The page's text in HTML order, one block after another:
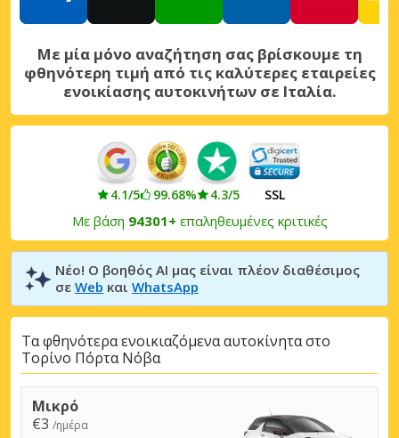
Με μία μόνο αναζήτηση σας βρίσκουμε τη
φθηνότερη τιμή από τις καλύτερες εταιρείες
ενοικίασης αυτοκινήτων σε Ιταλία.
4.1/5 99.68% 4.3/5 SSL
Με βάση 94301+ επαληθευμένες κριτικές
Νέο! Ο βοηθός AI μας είναι πλέον διαθέσιμος
σε Web και WhatsApp
Τα φθηνότερα ενοικιαζόμενα αυτοκίνητα στο
Τορίνο Πόρτα Νόβα
Μικρό
€3 /ημέρα